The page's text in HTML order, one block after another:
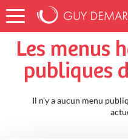
Accueil jeanc_415d
Les menus
publiques
Il n'y a aucun menu